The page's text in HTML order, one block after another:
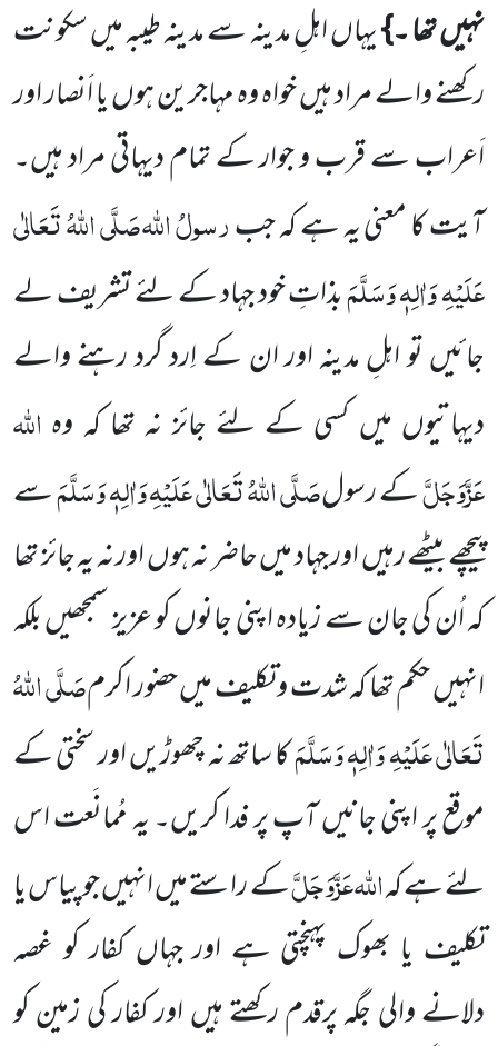
نہیں تھا ۔}یہاں اہلِ مدینہ سے مدینہ طیبہ میں سکونت
رکھنے والے مراد ہیں خواہ وہ مہاجرین ہوں یا اَنصار اور
اَعراب سے قرب و جوار کے تمام دیہاتی مراد ہیں۔
آیت کا معنی یہ ہے کہ جبرسولُ اللہصَلَّی اللہُ تَعَالٰی
عَلَیْہِ وَاٰلِہٖ وَسَلَّمَبذاتِ خود جہاد کے لئے تشریف لے
جائیں تو اہلِ مدینہ اور ان کے اِرد گرد رہنےوالے
دیہاتیوں میں کسی کے لئے جائز نہ تھاکہ وہ اللہ
عَزَّوَجَلَّکے رسولصَلَّی اللہُ تَعَالٰی عَلَیْہِ وَاٰلِہٖ وَسَلَّمَسے
پیچھے بیٹھے رہیںاور جہاد میں حاضر نہ ہوں اور نہ یہ جائز تھا
کہ اُن کی جان سے زیادہ اپنی جانوں کو عزیز سمجھیں بلکہ
انہیں حکم تھا کہ شدت و تکلیف میں حضور اکرمصَلَّی اللہُ
تَعَالٰی عَلَیْہِ وَاٰلِہٖ وَسَلَّمَکا ساتھ نہ چھوڑیں اور سختی کے
موقع پر اپنی جانیں آپ پر فدا کریں۔یہمُمانَعت اس
لئے ہے کہاللہعَزَّوَجَلَّکے راستے میں انہیں جو پیاس یا
تکلیف یا بھوک پہنچتی ہے اور جہاں کفار کو غصہ
دلانےوالی جگہ پرقدم رکھتے ہیں اور کفار کی زمین کو